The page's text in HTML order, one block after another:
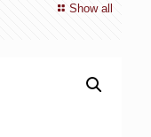
Show all